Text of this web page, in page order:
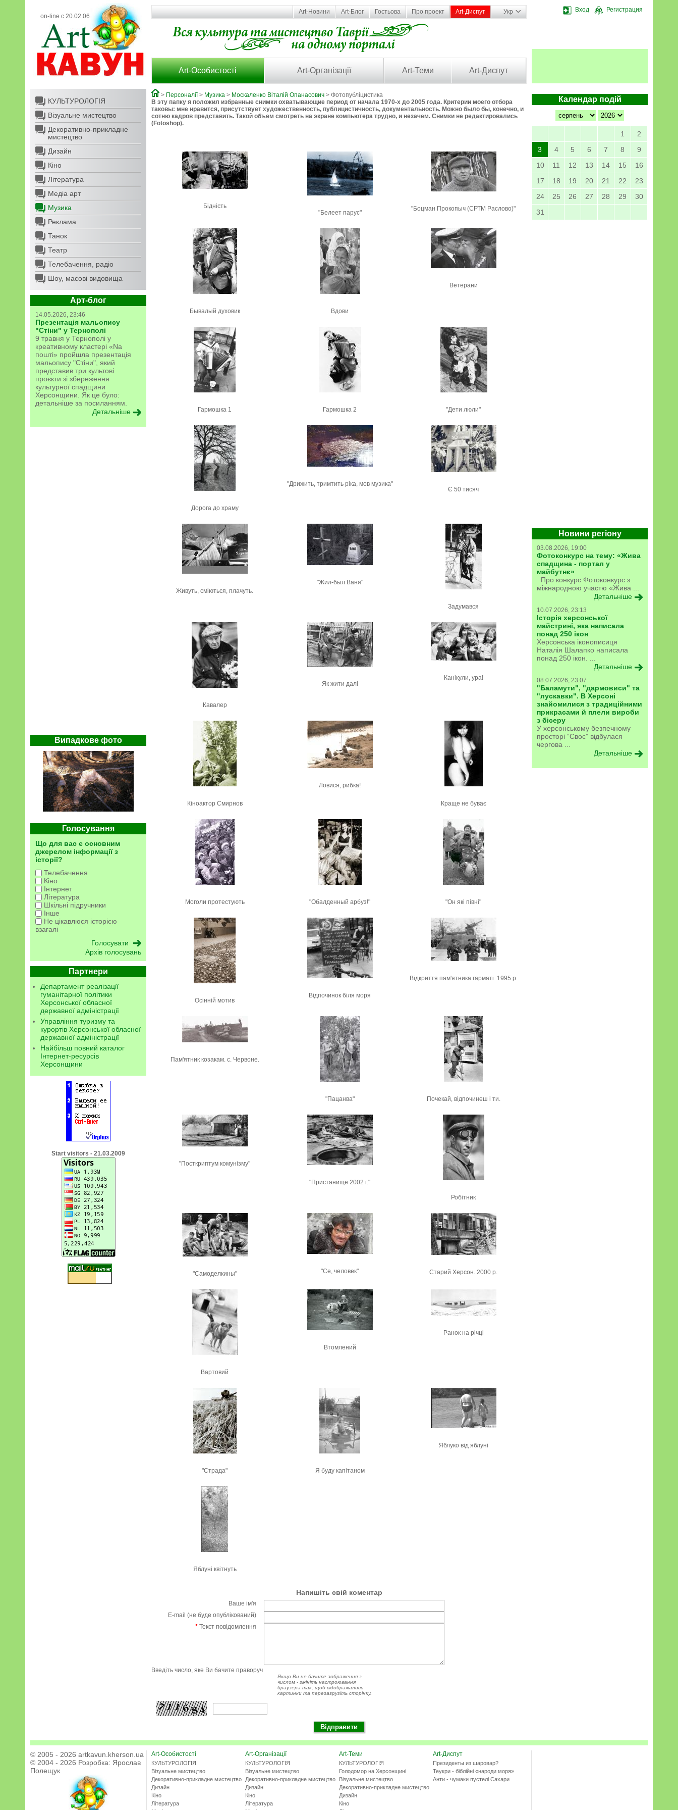
on-line с 20.02.06
Вход Регистрация
Art-Новини Art-Блог Гостьова Про проект Art-Диспут Укр
Art-Особистості Art-Організації Art-Теми Art-Диспут
КУЛЬТУРОЛОГІЯ
Візуальне мистецтво
Декоративно-прикладне
мистецтво
Дизайн
Кіно
Література
Медіа арт
Музика
Реклама
Танок
Театр
Телебачення, радіо
Шоу, масові видовища
Арт-блог
14.05.2026, 23:46
Презентація мальопису
"Стіни" у Тернополі
9 травня у Тернополі у
креативному кластері «Na
пошті» пройшла презентація
мальопису "Стіни", який
представив три культові
проєкти зі збереження
культурної спадщини
Херсонщини. Як це було:
детальніше за посиланням.
Детальніше
Випадкове фото
Голосування
Що для вас є основним
джерелом інформації з
історії?
Телебачення
Кіно
Інтернет
Література
Шкільні підручники
Інше
Не цікавлюся історією
взагалі
Архів голосувань
Партнери
Департамент реалізації
гуманітарної політики
Херсонської обласної
державної адміністрації
Управління туризму та
курортів Херсонської обласної
державної адміністрації
Найбільш повний каталог
Інтернет-ресурсів
Херсонщини
Start visitors - 21.03.2009
Календар подій
1
2
3
4 5 6 7 8
9
10
11 12 13 14 15
16
17
18 19 20 21 22
23
24
25 26 27 28 29
30
31
Новини регіону
03.08.2026, 19:00
Фотоконкурс на тему: «Жива
спадщина - портал у
майбутнє»
Про конкурс Фотоконкурс з
міжнародною участю «Жива ...
Детальніше
10.07.2026, 23:13
Історія херсонської
майстрині, яка написала
понад 250 ікон
Херсонська іконописиця
Наталія Шалапко написала
понад 250 ікон. ...
Детальніше
08.07.2026, 23:07
"Баламути", "дармовиси" та
"лускавки". В Херсоні
знайомилися з традиційними
прикрасами й плели вироби
з бісеру
У херсонському безпечному
просторі “Своє” відбулася
чергова ...
Детальніше
> Персоналії> Музика > Москаленко Віталій Опанасович > Фотопубліцистика
В эту папку я положил избранные снимки охватывающие период от начала 1970-х до 2005 года. Критерии моего отбора
таковы: мне нравится, присутствует художественность, публицистичность, документальность. Можно было бы, конечно, и
сотню кадров представить. Такой объем смотреть на экране компьютера трудно, и незачем. Снимки не редактировались
(Fotoshop).
Бідність
"Белеет парус"
"Боцман Прокопыч (СРТМ Раслово)"
Бывалый духовик Вдови
Ветерани
Гармошка 1 Гармошка 2 "Дети люли"
Дорога до храму
"Дрижить, тримтить ріка, мов музика"
Є 50 тисяч
Живуть, сміються, плачуть.
"Жил-был Ваня"
Задумався
Кавалер
Як жити далі
Канікули, ура!
Кіноактор Смирнов
Ловися, рибка!
Краще не буває
Моголи протестують "Обалденный арбуз!" "Он які півні"
Осінній мотив
Відпочинок біля моря
Відкриття пам'ятника гарматі. 1995 р.
Пам'ятник козакам. с. Червоне.
"Пацанва" Почекай, відпочинеш і ти.
"Посткриптум комунізму"
"Пристанище 2002 г."
Робітник
"Самоделкины" "Се, человек" Старий Херсон. 2000 р.
Вартовий
Втомлений
Ранок на річці
"Страда" Я буду капітаном
Яблуко від яблуні
Яблуні квітнуть
Напишіть свій коментар
Ваше ім'я
E-mail (не буде опублікований)
* Текст повідомлення
Введіть число, яке Ви бачите праворуч
Якщо Ви не бачите зображення з
числом - змініть настроювання
браузера так, щоб відображались
картинки та перезагрузіть сторінку.
© 2005 - 2026 artkavun.kherson.ua
© 2004 - 2026 Розробка: Ярослав
Полещук
Art-Особистості
КУЛЬТУРОЛОГІЯ
Візуальне мистецтво
Декоративно-прикладне мистецтво
Дизайн
Кіно
Література
Art-Організації
КУЛЬТУРОЛОГІЯ
Візуальне мистецтво
Декоративно-прикладне мистецтво
Дизайн
Кіно
Література
Art-Теми
КУЛЬТУРОЛОГІЯ
Голодомор на Херсонщині
Візуальне мистецтво
Декоративно-прикладне мистецтво
Дизайн
Кіно
Art-Диспут
Президенты из шаровар?
Теукри - біблійні «народи моря»
Анти - чумаки пустелі Сахари